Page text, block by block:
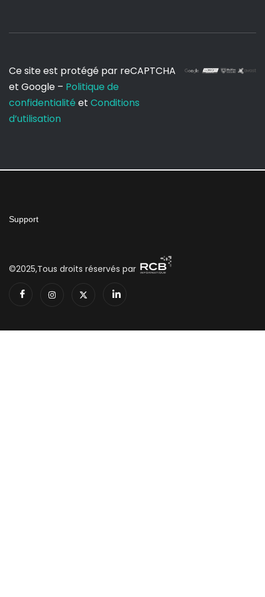
Ce site est protégé par reCAPTCHA
et Google – Politique de
confidentialité et Conditions
d’utilisation
Support
©2025,Tous droits réservés par